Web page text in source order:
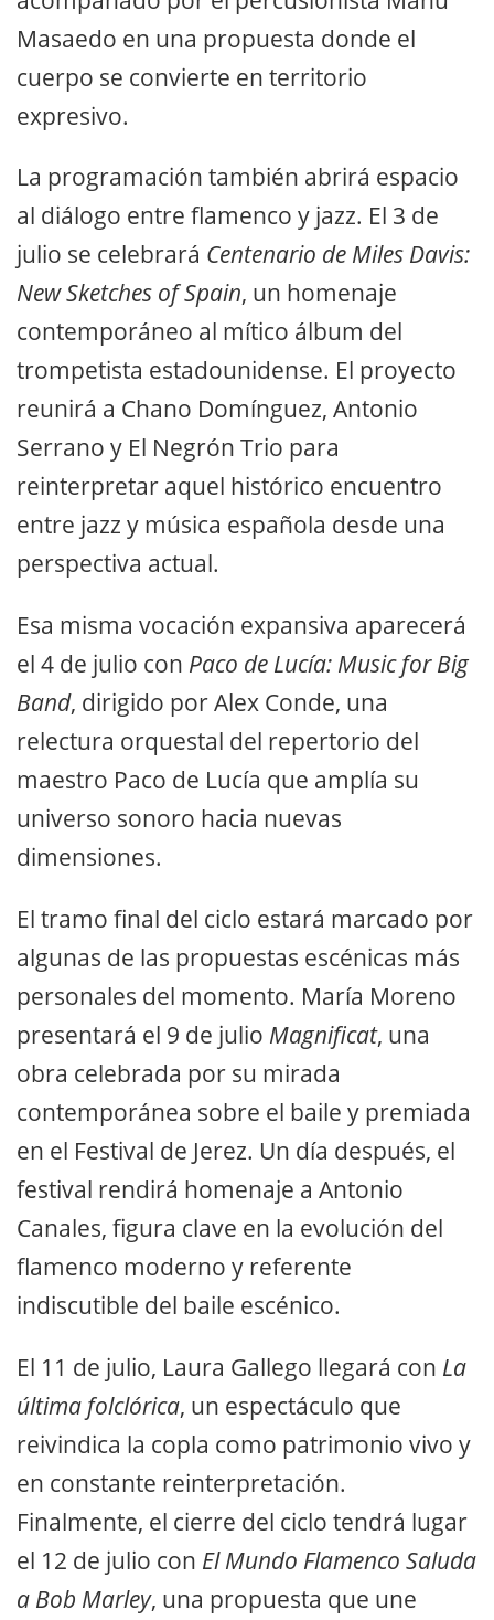
Masaedo en una propuesta donde el
cuerpo se convierte en territorio
expresivo.
La programación también abrirá espacio
al diálogo entre flamenco y jazz. El 3 de
julio se celebrará Centenario de Miles Davis:
New Sketches of Spain, un homenaje
contemporáneo al mítico álbum del
trompetista estadounidense. El proyecto
reunirá a Chano Domínguez, Antonio
Serrano y El Negrón Trio para
reinterpretar aquel histórico encuentro
entre jazz y música española desde una
perspectiva actual.
Esa misma vocación expansiva aparecerá
el 4 de julio con Paco de Lucía: Music for Big
Band, dirigido por Alex Conde, una
relectura orquestal del repertorio del
maestro Paco de Lucía que amplía su
universo sonoro hacia nuevas
dimensiones.
El tramo final del ciclo estará marcado por
algunas de las propuestas escénicas más
personales del momento. María Moreno
presentará el 9 de julio Magnificat, una
obra celebrada por su mirada
contemporánea sobre el baile y premiada
en el Festival de Jerez. Un día después, el
festival rendirá homenaje a Antonio
Canales, figura clave en la evolución del
flamenco moderno y referente
indiscutible del baile escénico.
El 11 de julio, Laura Gallego llegará con La
última folclórica, un espectáculo que
reivindica la copla como patrimonio vivo y
en constante reinterpretación.
Finalmente, el cierre del ciclo tendrá lugar
el 12 de julio con El Mundo Flamenco Saluda
a Bob Marley, una propuesta que une